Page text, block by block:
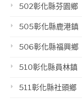
502彰化縣芬園鄉
505彰化縣鹿港鎮
506彰化縣福興鄉
510彰化縣員林鎮
511彰化縣社頭鄉